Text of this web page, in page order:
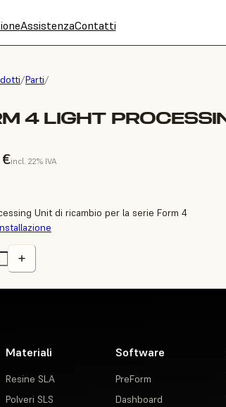
AssistenzaContatti
/Parti/
4 LIGHT
incl. 22% IVA
Unit di ricambio per la serie Form 4
Materiali
Resine SLA
Polveri SLS
Software
PreForm
Dashboard